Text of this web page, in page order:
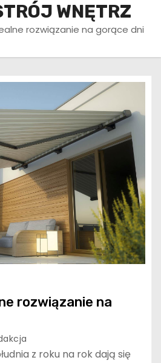
WNĘTRZ
rozwiązanie na gorące dni
rozwiązanie na
z roku na rok dają się